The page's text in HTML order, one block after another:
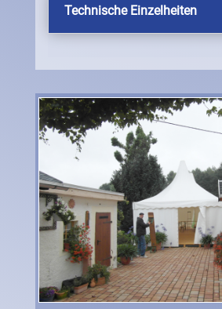
Technische Einzelheiten